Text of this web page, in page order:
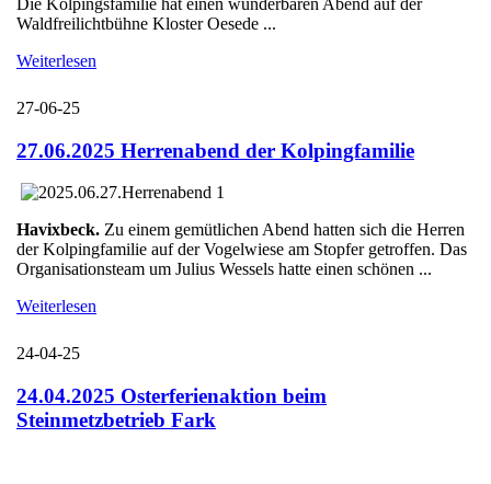
Waldfreilichtbühne Kloster Oesede ...
Weiterlesen
27-06-25
27.06.2025 Herrenabend der Kolpingfamilie
Havixbeck. Zu einem gemütlichen Abend hatten sich die Herren
der Kolpingfamilie auf der Vogelwiese am Stopfer getroffen. Das
Organisationsteam um Julius Wessels hatte einen schönen ...
Weiterlesen
24-04-25
24.04.2025 Osterferienaktion beim
Steinmetzbetrieb Fark